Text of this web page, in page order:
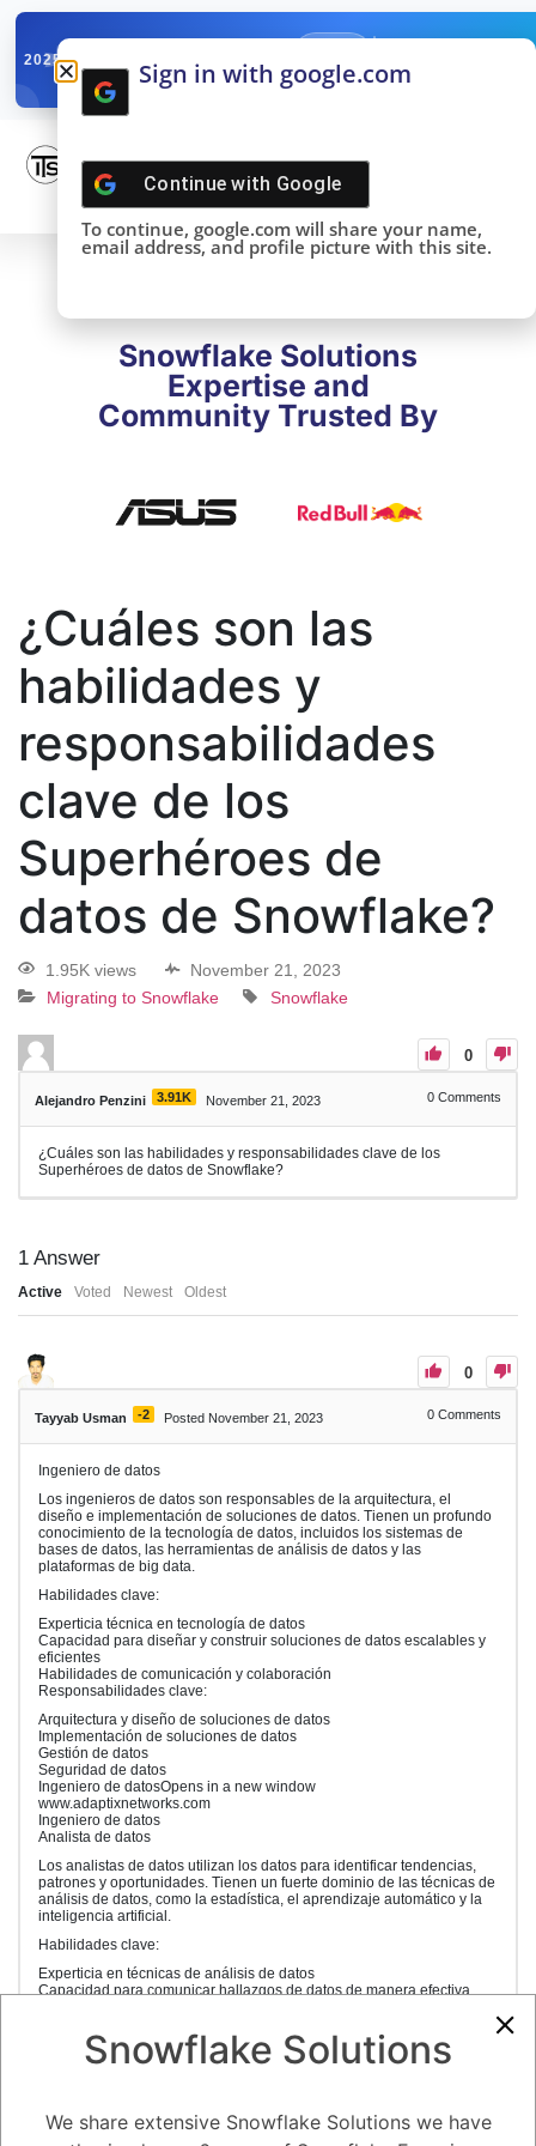
2025SNOWFLAKE SUMMIT
DONE!
Snowflake Solutions
Expertise and
Community Trusted By
¿Cuáles son las
habilidades y
responsabilidades
clave de los
Superhéroes de
datos de Snowflake?
1.95K views
November 21, 2023
Migrating to Snowflake
Snowflake
0
Alejandro Penzini 3.91K November 21, 2023 0 Comments
¿Cuáles son las habilidades y responsabilidades clave de los
Superhéroes de datos de Snowflake?
1 Answer
Active Voted Newest Oldest
0
Tayyab Usman -2 Posted November 21, 2023 0 Comments
Ingeniero de datos
Los ingenieros de datos son responsables de la arquitectura, el
diseño e implementación de soluciones de datos. Tienen un profundo
conocimiento de la tecnología de datos, incluidos los sistemas de
bases de datos, las herramientas de análisis de datos y las
plataformas de big data.
Habilidades clave:
Experticia técnica en tecnología de datos
Capacidad para diseñar y construir soluciones de datos escalables y
eficientes
Habilidades de comunicación y colaboración
Responsabilidades clave:
Arquitectura y diseño de soluciones de datos
Implementación de soluciones de datos
Gestión de datos
Seguridad de datos
Ingeniero de datosOpens in a new window
www.adaptixnetworks.com
Ingeniero de datos
Analista de datos
Los analistas de datos utilizan los datos para identificar tendencias,
patrones y oportunidades. Tienen un fuerte dominio de las técnicas de
análisis de datos, como la estadística, el aprendizaje automático y la
inteligencia artificial.
Habilidades clave:
Experticia en técnicas de análisis de datos
Capacidad para comunicar hallazgos de datos de manera efectiva
Recopilación, limpieza y análisis de datos
Preparación de informes y presentaciones de datos
Analista de datosOpens in a new window
Snowflake Solutions
We share extensive Snowflake Solutions we have
Sign in with google.com
Continue with Google
To continue, google.com will share your name,
email address, and profile picture with this site.